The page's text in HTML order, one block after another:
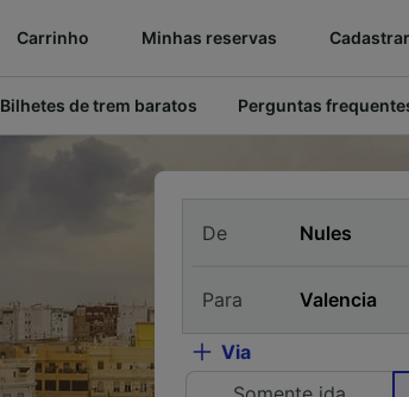
Carrinho Minhas reservas
Bilhetes de trem baratos Perguntas
De
Para
Via